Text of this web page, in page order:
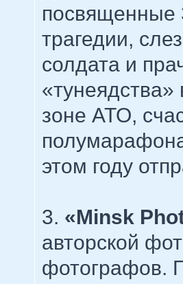
посвященные
трагедии,
солдата и
зоне АТО,
этом году
3. «Minsk
авторской
фотографов.